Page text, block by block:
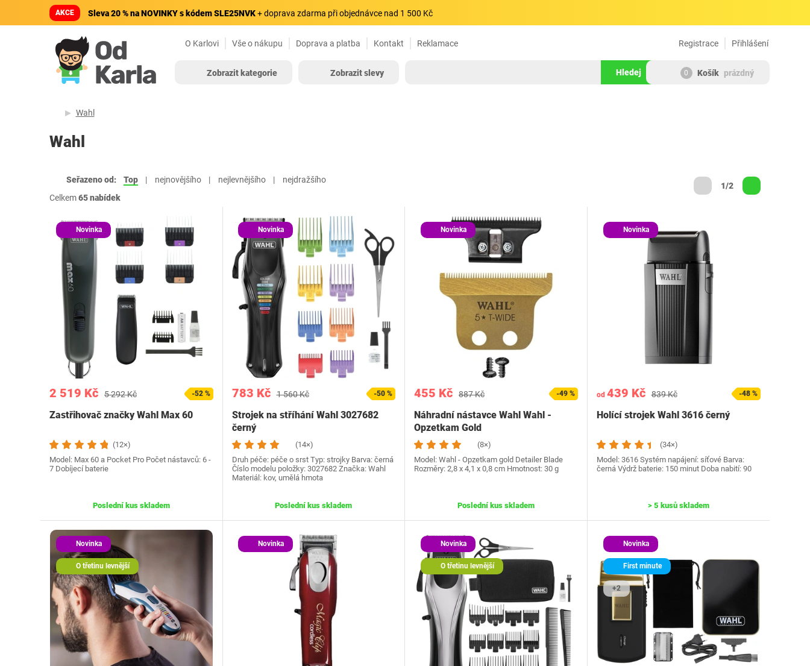
AKCE Sleva 20 % na NOVINKY s kódem SLE25NVK+ doprava zdarma při objednávce nad 1 500 Kč
O Karlovi Vše o nákupu Doprava a platba Kontakt Reklamace Přihlášení
Registrace
Zobrazit kategorie Zobrazit slevy Hledej 0 Košík prázdný
Wahl
Wahl
Seřazeno od: Top nejnovějšího nejlevnějšího
nejdražšího
Celkem65 nabídek
1/2
Novinka
2 519 Kč 5 292 Kč -52 %
Zastřihovač značky Wahl Max 60
(12×)
Model: Max 60 a Pocket Pro Počet nástavců: 6 -
7 Dobíjecí baterie
Poslední kus skladem
Novinka
783 Kč 1 560 Kč -50 %
Strojek na stříhání Wahl 3027682
černý
(14×)
Druh péče: péče o srst Typ: strojky Barva: černá
Číslo modelu položky: ‎3027682 Značka: Wahl
Materiál: kov, umělá hmota
Poslední kus skladem
Novinka
455 Kč 887 Kč -49 %
Náhradní nástavce Wahl Wahl -
Opzetkam Gold
(8×)
Model: Wahl - Opzetkam gold Detailer Blade
Rozměry: 2,8 x 4,1 x 0,8 cm Hmotnost: 30 g
Poslední kus skladem
Novinka
od 439 Kč 839 Kč -48 %
Holící strojek Wahl 3616 černý
(34×)
Model: 3616 Systém napájení: síťové Barva:
černá Výdrž baterie: 150 minut Doba nabití: 90
> 5 kusů skladem
Novinka
O třetinu levnější
Novinka Novinka
O třetinu levnější
Novinka
First minute
+2